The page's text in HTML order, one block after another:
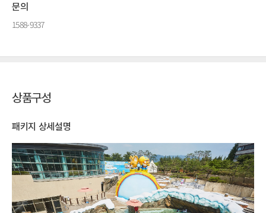
문의
1588-9337
상품구성
패키지 상세설명